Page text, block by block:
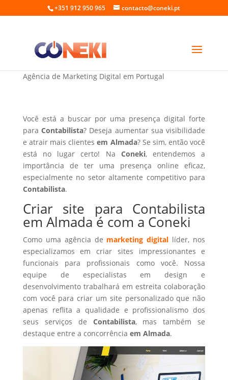
+351 912 950 965 contacto@coneki.pt
Criar site para Contabilista em Almada
Agência de Marketing Digital em Portugal
Você está a buscar por uma presença digital forte
paraContabilista? Deseja aumentar sua visibilidade
e atrair mais clientesem Almada? Se sim, então você
está no lugar certo! Na Coneki, entendemos a
importância de ter uma presença online eficaz,
especialmente no setor altamente competitivo para
Contabilista.
Criar site para Contabilista
em Almada é com a Coneki
Como uma agência de marketing digital líder, nos
especializamos em criar sites impressionantes e
funcionais para profissionais como você. Nossa
equipe de especialistas em design e
desenvolvimento trabalhará em estreita colaboração
com você para criar um site personalizado que não
apenas reflita a qualidade e profissionalismo dos
seus serviços de Contabilista, mas também se
destaque entre a concorrência em Almada.